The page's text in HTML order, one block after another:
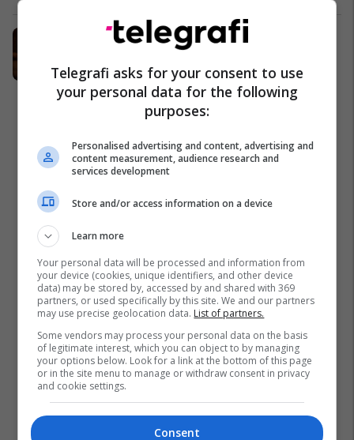
Produkti më i ri nga HAJE
HAJE - Kosova
Telegrafi asks for your consent to use
your personal data for the following
purposes:
Personalised advertising and content, advertising and
content measurement, audience research and
services development
Store and/or access information on a device
Learn more
Your personal data will be processed and information from
your device (cookies, unique identifiers, and other device
data) may be stored by, accessed by and shared with 369
partners, or used specifically by this site. We and our partners
may use precise geolocation data. List of partners.
Some vendors may process your personal data on the basis
of legitimate interest, which you can object to by managing
your options below. Look for a link at the bottom of this page
or in the site menu to manage or withdraw consent in privacy
and cookie settings.
Consent